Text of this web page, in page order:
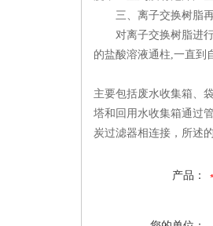
三、离子交换树脂
对离子交换树脂进行
的盐酸溶液通柱,一直到
主要包括废水收集箱、
塔和回用水收集箱通过
炭过滤器相连接，所述
产品：